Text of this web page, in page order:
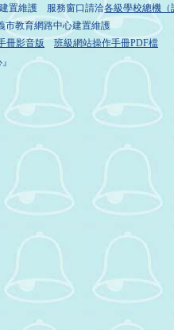
置維護 服務窗口請洽各級學校總機（
市教育網路中心建置維護
冊影音版
班級網站操作手冊PDF檔